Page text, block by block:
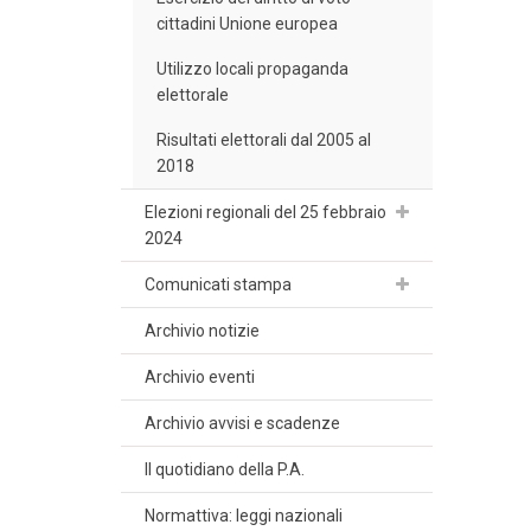
cittadini Unione europea
Utilizzo locali propaganda
elettorale
Risultati elettorali dal 2005 al
2018
Elezioni regionali del 25 febbraio
2024
Comunicati stampa
Archivio notizie
Archivio eventi
Archivio avvisi e scadenze
Il quotidiano della P.A.
Normattiva: leggi nazionali